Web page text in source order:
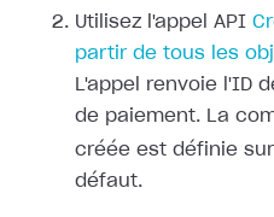
Utilisez l'appel API
partir de tous les
L'appel renvoie l'ID
de paiement. La
créée est définie
défaut.